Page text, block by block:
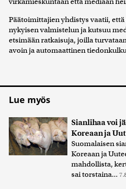
Päätoimittajien yhdistys vaatii,
nykyisen valmistelun ja kutsuu
etsimään ratkaisuja, joilla
avoin ja automaattinen
Lue myös
Sianlihaa voi
Koreaan ja
Suomalaisen
Koreaan ja
mahdollista,
sai torstaina...